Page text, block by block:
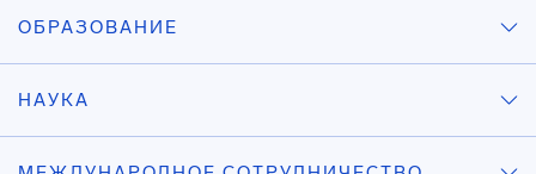
ОБРАЗОВАНИЕ
НАУКА